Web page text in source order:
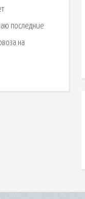
последние
на